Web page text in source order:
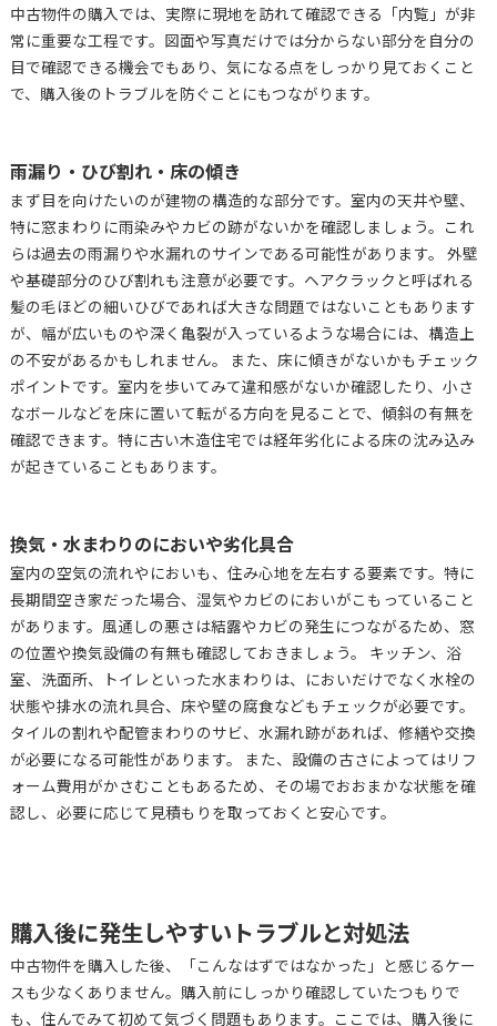
中古物件の購入では、実際に現地を訪れて確認できる「内覧」が非
常に重要な工程です。図面や写真だけでは分からない部分を自分の
目で確認できる機会でもあり、気になる点をしっかり見ておくこと
で、購入後のトラブルを防ぐことにもつながります。
雨漏り・ひび割れ・床の傾き
まず目を向けたいのが建物の構造的な部分です。室内の天井や壁、
特に窓まわりに雨染みやカビの跡がないかを確認しましょう。これ
らは過去の雨漏りや水漏れのサインである可能性があります。 外壁
や基礎部分のひび割れも注意が必要です。ヘアクラックと呼ばれる
髪の毛ほどの細いひびであれば大きな問題ではないこともあります
が、幅が広いものや深く亀裂が入っているような場合には、構造上
の不安があるかもしれません。 また、床に傾きがないかもチェック
ポイントです。室内を歩いてみて違和感がないか確認したり、小さ
なボールなどを床に置いて転がる方向を見ることで、傾斜の有無を
確認できます。特に古い木造住宅では経年劣化による床の沈み込み
が起きていることもあります。
換気・水まわりのにおいや劣化具合
室内の空気の流れやにおいも、住み心地を左右する要素です。特に
長期間空き家だった場合、湿気やカビのにおいがこもっていること
があります。風通しの悪さは結露やカビの発生につながるため、窓
の位置や換気設備の有無も確認しておきましょう。 キッチン、浴
室、洗面所、トイレといった水まわりは、においだけでなく水栓の
状態や排水の流れ具合、床や壁の腐食などもチェックが必要です。
タイルの割れや配管まわりのサビ、水漏れ跡があれば、修繕や交換
が必要になる可能性があります。 また、設備の古さによってはリフ
ォーム費用がかさむこともあるため、その場でおおまかな状態を確
認し、必要に応じて見積もりを取っておくと安心です。
購入後に発生しやすいトラブルと対処法
中古物件を購入した後、「こんなはずではなかった」と感じるケー
スも少なくありません。購入前にしっかり確認していたつもりで
も、住んでみて初めて気づく問題もあります。ここでは、購入後に